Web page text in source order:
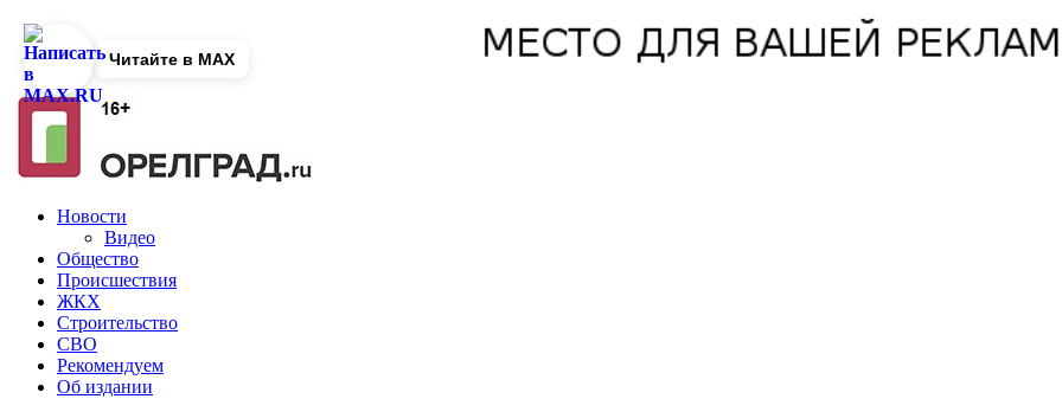
Новости
Видео
Общество
Происшествия
ЖКХ
Строительство
СВО
Рекомендуем
Об издании
Читайте в MAX